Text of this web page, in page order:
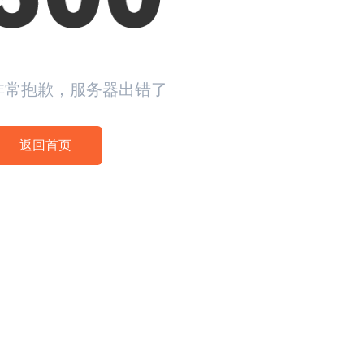
常抱歉，服务器出错了
返回首页